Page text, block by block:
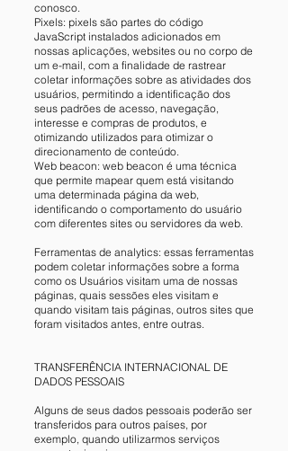
conosco.
Pixels: pixels são partes do código
JavaScript instalados adicionados em
nossas aplicações, websites ou no corpo de
um e-mail, com a finalidade de rastrear
coletar informações sobre as atividades dos
usuários, permitindo a identificação dos
seus padrões de acesso, navegação,
interesse e compras de produtos, e
otimizando utilizados para otimizar o
direcionamento de conteúdo.
Web beacon: web beacon é uma técnica
que permite mapear quem está visitando
uma determinada página da web,
identificando o comportamento do usuário
com diferentes sites ou servidores da web.
Ferramentas de analytics: essas ferramentas
podem coletar informações sobre a forma
como os Usuários visitam uma de nossas
páginas, quais sessões eles visitam e
quando visitam tais páginas, outros sites que
foram visitados antes, entre outras.
TRANSFERÊNCIA INTERNACIONAL DE
DADOS PESSOAIS
Alguns de seus dados pessoais poderão ser
transferidos para outros países, por
exemplo, quando utilizarmos serviços